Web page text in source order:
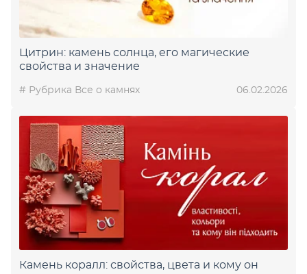
Цитрин: камень солнца, его магические
свойства и значение
# Рубрика Все о камнях 06.02.2026
Камень коралл: свойства, цвета и кому он